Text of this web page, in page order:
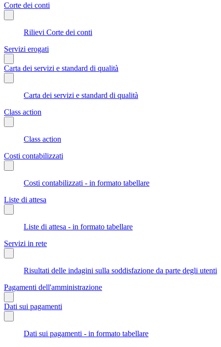
Corte dei conti
Rilievi Corte dei conti
Servizi erogati
Carta dei servizi e standard di qualità
Carta dei servizi e standard di qualità
Class action
Class action
Costi contabilizzati
Costi contabilizzati - in formato tabellare
Liste di attesa
Liste di attesa - in formato tabellare
Servizi in rete
Risultati delle indagini sulla soddisfazione da parte degli utenti
Pagamenti dell'amministrazione
Dati sui pagamenti
Dati sui pagamenti - in formato tabellare